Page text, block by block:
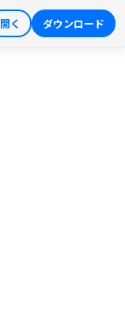
開く ダウンロード
ログイン 会員登録